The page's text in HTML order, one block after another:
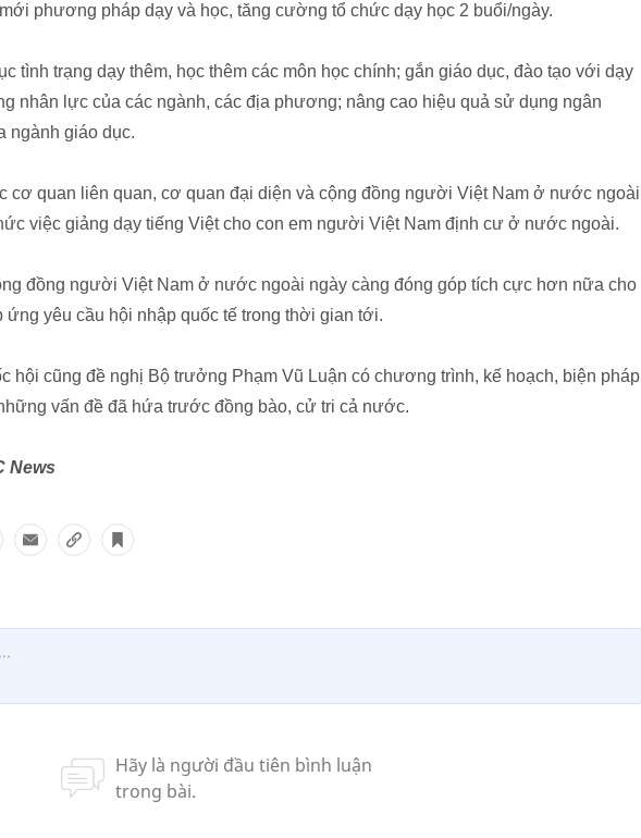
phương pháp dạy và học, tăng cường tổ chức dạy học 2 buổi/ngày.
tình trạng dạy thêm, học thêm các môn học chính; gắn giáo dục, đào tạo với dạy
nhân lực của các ngành, các địa phương; nâng cao hiệu quả sử dụng ngân
ngành giáo dục.
cơ quan liên quan, cơ quan đại diện và cộng đồng người Việt Nam ở nước ngoài
việc giảng dạy tiếng Việt cho con em người Việt Nam định cư ở nước ngoài.
đồng người Việt Nam ở nước ngoài ngày càng đóng góp tích cực hơn nữa cho
ứng yêu cầu hội nhập quốc tế trong thời gian tới.
hội cũng đề nghị Bộ trưởng Phạm Vũ Luận có chương trình, kế hoạch, biện pháp
vấn đề đã hứa trước đồng bào, cử tri cả nước.
News